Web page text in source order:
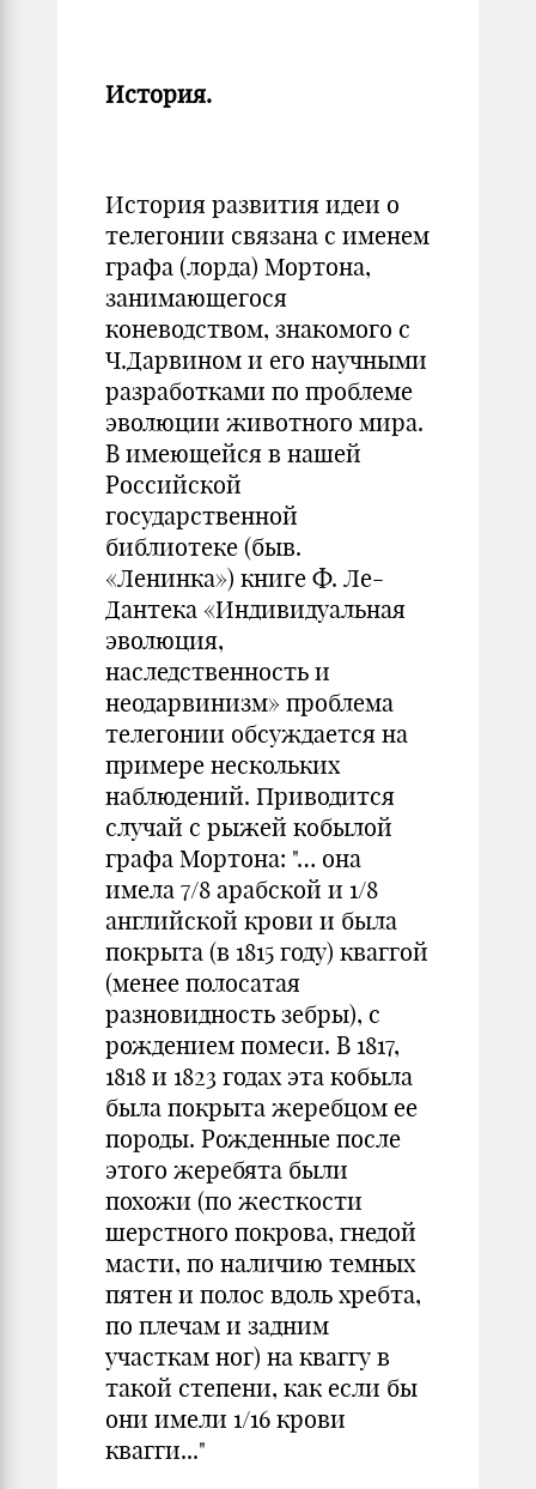
История.
История развития идеи о
телегонии связана с именем
графа (лорда) Мортона,
занимающегося
коневодством, знакомого с
Ч.Дарвином и его научными
разработками по проблеме
эволюции животного мира.
В имеющейся в нашей
Российской
государственной
библиотеке (быв.
«Ленинка») книге Ф. Ле-
Дантека «Индивидуальная
эволюция,
наследственность и
неодарвинизм» проблема
телегонии обсуждается на
примере нескольких
наблюдений. Приводится
случай с рыжей кобылой
графа Мортона: "… она
имела 7/8 арабской и 1/8
английской крови и была
покрыта (в 1815 году) кваггой
(менее полосатая
разновидность зебры), с
рождением помеси. В 1817,
1818 и 1823 годах эта кобыла
была покрыта жеребцом ее
породы. Рожденные после
этого жеребята были
похожи (по жесткости
шерстного покрова, гнедой
масти, по наличию темных
пятен и полос вдоль хребта,
по плечам и задним
участкам ног) на кваггу в
такой степени, как если бы
они имели 1/16 крови
квагги..."